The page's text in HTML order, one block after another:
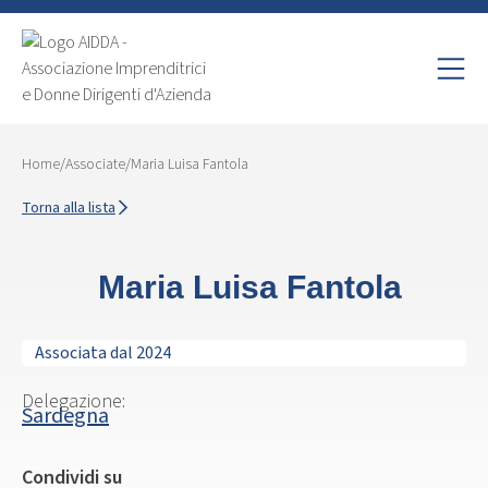
Home/Associate/Maria Luisa Fantola
Torna alla lista
Maria Luisa Fantola
Associata dal 2024
Delegazione:
Sardegna
Condividi su